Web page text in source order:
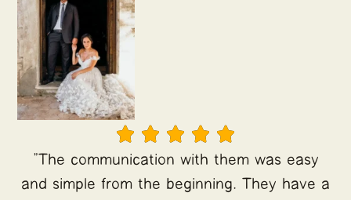
    
"The communication with them was easy
and simple from the beginning. They have a